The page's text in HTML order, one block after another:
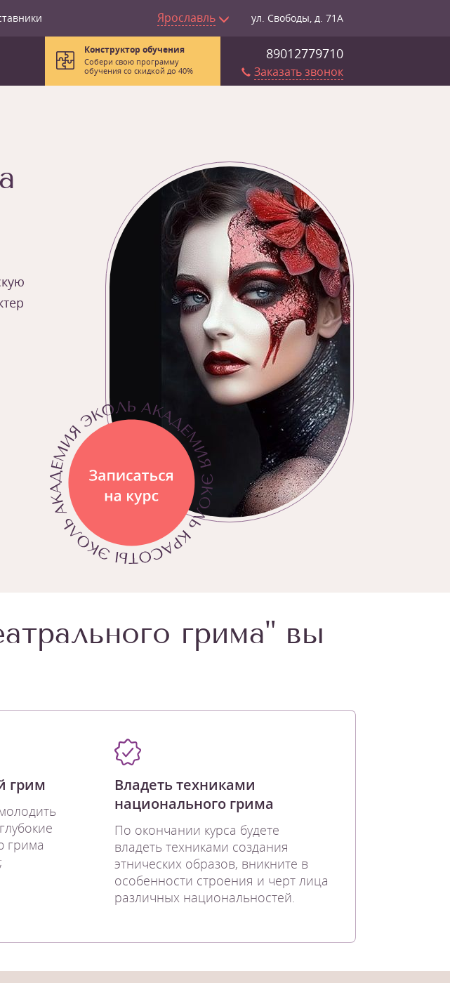
Ярославль ул. Свободы, д. 71А
89012779710
Заказать звонок
Конструктор обучения
Собери свою программу
обучения со скидкой до 40%
грима" вы
грим
грима
Владеть техниками
национального грима
По окончании курса будете
владеть техниками создания
этнических образов, вникните в
особенности строения и черт лица
различных национальностей.